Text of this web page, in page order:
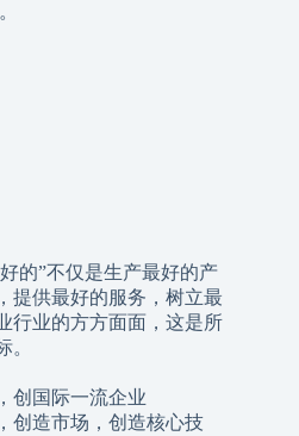
的”不仅是生产最好的产
提供最好的服务，树立最
行业的方方面面，这是所
。
创国际一流企业
创造市场，创造核心技